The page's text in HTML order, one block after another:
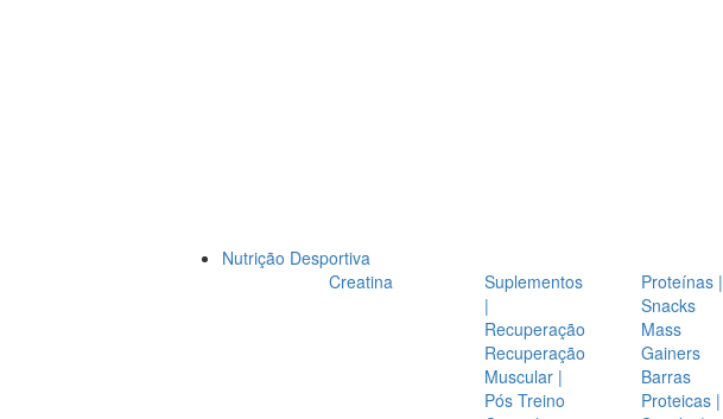
Nutrição Desportiva
Creatina
Suplementos
|
Recuperação
Recuperação
Muscular |
Pós Treino
Proteínas |
Snacks
Mass
Gainers
Barras
Proteicas |